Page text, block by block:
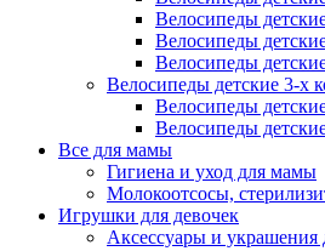
Велосипеды
Велосипеды
Велосипеды
Велосипеды детские 3-х
Велосипеды
Велосипеды
Все для мамы
Гигиена и уход для мамы
Молокоотсосы,
Игрушки для девочек
Аксессуары и украшения